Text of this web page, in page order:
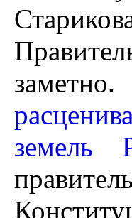
земель